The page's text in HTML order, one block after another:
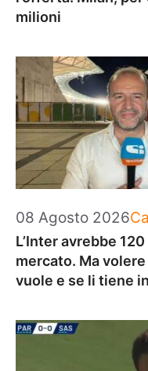
milioni
08 Agosto 2026
L’Inter avrebbe
mercato. Ma
vuole e se li tiene